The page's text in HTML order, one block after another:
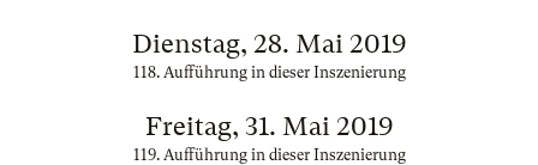
Dienstag, 28. Mai 2019
118. Aufführung in dieser Inszenierung
Freitag, 31. Mai 2019
119. Aufführung in dieser Inszenierung